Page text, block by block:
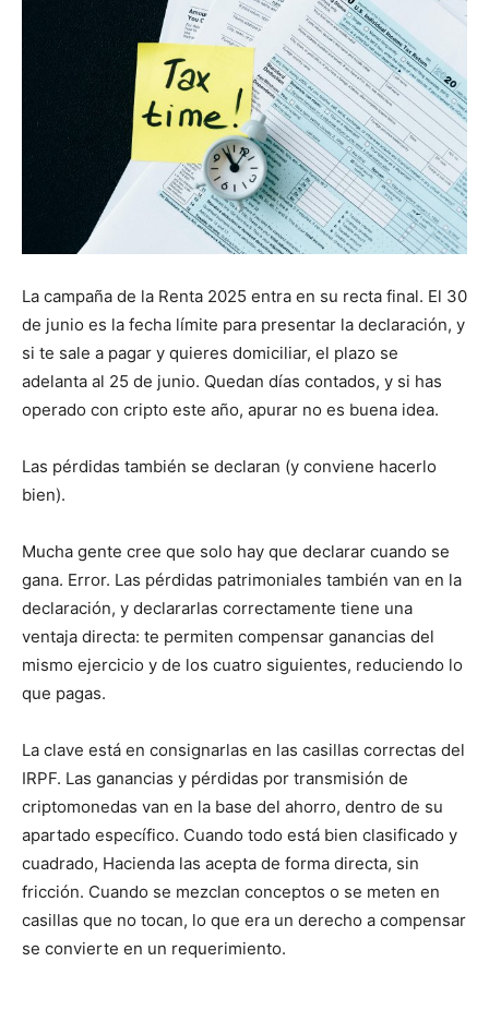
La campaña de la Renta 2025 entra en su recta final. El 30
de junio es la fecha límite para presentar la declaración, y
si te sale a pagar y quieres domiciliar, el plazo se
adelanta al 25 de junio. Quedan días contados, y si has
operado con cripto este año, apurar no es buena idea.
Las pérdidas también se declaran (y conviene hacerlo
bien).
Mucha gente cree que solo hay que declarar cuando se
gana. Error. Las pérdidas patrimoniales también van en la
declaración, y declararlas correctamente tiene una
ventaja directa: te permiten compensar ganancias del
mismo ejercicio y de los cuatro siguientes, reduciendo lo
que pagas.
La clave está en consignarlas en las casillas correctas del
IRPF. Las ganancias y pérdidas por transmisión de
criptomonedas van en la base del ahorro, dentro de su
apartado específico. Cuando todo está bien clasificado y
cuadrado, Hacienda las acepta de forma directa, sin
fricción. Cuando se mezclan conceptos o se meten en
casillas que no tocan, lo que era un derecho a compensar
se convierte en un requerimiento.